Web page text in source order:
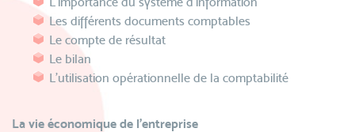
Les différents documents comptables
Le compte de résultat
Le bilan
L'utilisation opérationnelle de la comptabilité
La vie économique de l'entreprise